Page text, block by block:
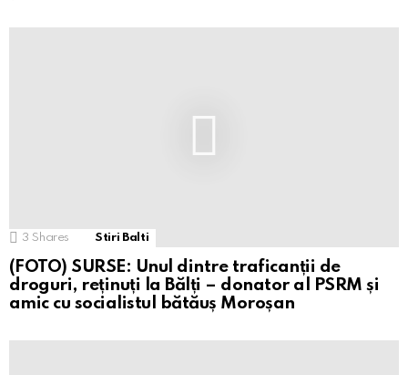
3 Shares Stiri Balti
(FOTO) SURSE: Unul dintre traficanții de
droguri, reținuți la Bălți – donator al PSRM și
amic cu socialistul bătăuș Moroșan